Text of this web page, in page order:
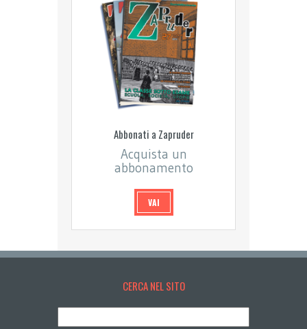
Abbonati a Zapruder
Acquista un
abbonamento
VAI
CERCA NEL SITO